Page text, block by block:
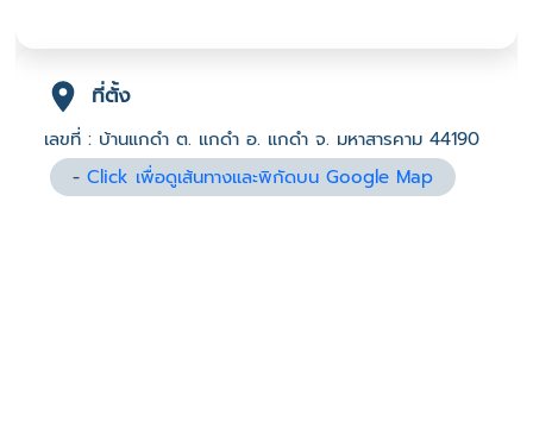
ที่ตั้ง
เลขที่ : บ้านแกดำ ต. แกดำ อ. แกดำ จ. มหาสารคาม 44190
-Click เพื่อดูเส้นทางและพิกัดบน Google Map